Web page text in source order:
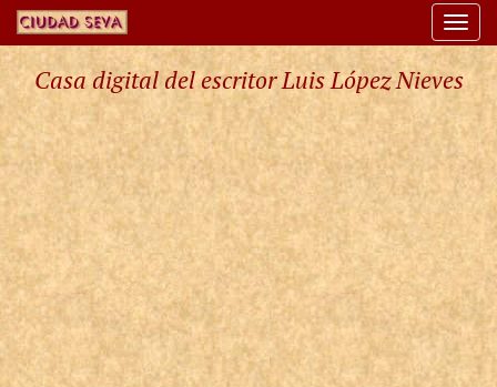
Casa digital del escritor Luis López Nieves